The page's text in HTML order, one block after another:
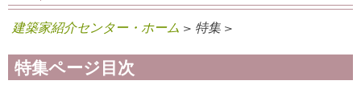
建築家紹介センター・ホーム > 特集 >
特集ページ目次